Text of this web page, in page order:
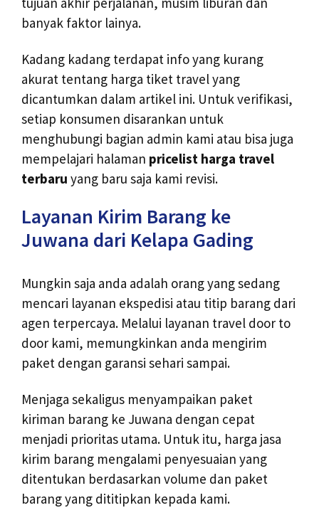
banyak faktor lainya.
Kadang kadang terdapat info yang kurang
akurat tentang harga tiket travel yang
dicantumkan dalam artikel ini. Untuk verifikasi,
setiap konsumen disarankan untuk
menghubungi bagian admin kami atau bisa juga
mempelajari halaman pricelist harga travel
terbaru yang baru saja kami revisi.
Layanan Kirim Barang ke
Juwana dari Kelapa Gading
Mungkin saja anda adalah orang yang sedang
mencari layanan ekspedisi atau titip barang dari
agen terpercaya. Melalui layanan travel door to
door kami, memungkinkan anda mengirim
paket dengan garansi sehari sampai.
Menjaga sekaligus menyampaikan paket
kiriman barang ke Juwana dengan cepat
menjadi prioritas utama. Untuk itu, harga jasa
kirim barang mengalami penyesuaian yang
ditentukan berdasarkan volume dan paket
barang yang dititipkan kepada kami.